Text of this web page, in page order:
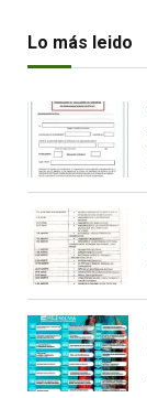
Lo más leido